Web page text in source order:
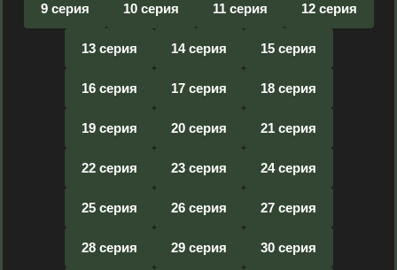
9 серия 10 серия 11 серия 12 серия
13 серия 14 серия 15 серия
16 серия 17 серия 18 серия
19 серия 20 серия 21 серия
22 серия 23 серия 24 серия
25 серия 26 серия 27 серия
28 серия 29 серия 30 серия